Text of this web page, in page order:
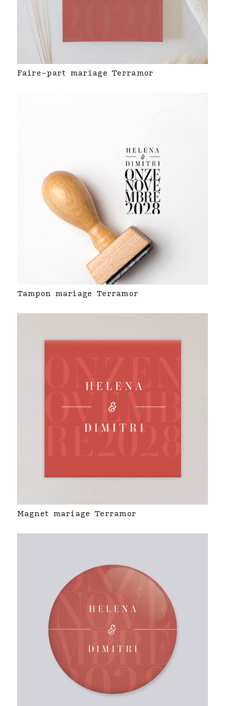
Faire-part mariage Terramor
Tampon mariage Terramor
Magnet mariage Terramor